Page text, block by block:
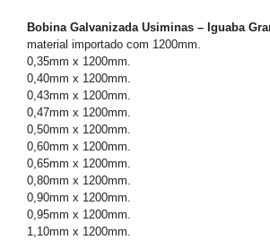
Bobina Galvanizada Usiminas – Iguaba
material importado com 1200mm.
0,35mm x 1200mm.
0,40mm x 1200mm.
0,43mm x 1200mm.
0,47mm x 1200mm.
0,50mm x 1200mm.
0,60mm x 1200mm.
0,65mm x 1200mm.
0,80mm x 1200mm.
0,90mm x 1200mm.
0,95mm x 1200mm.
1,10mm x 1200mm.